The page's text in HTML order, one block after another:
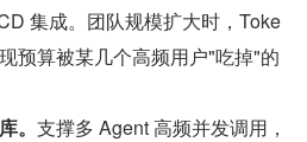
集成。团队规模扩大时，Toke
预算被某几个高频用户"吃掉"的
。 支撑多 Agent 高频并发调用，